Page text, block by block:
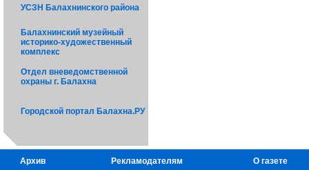
УСЗН Балахнинского района
Балахнинский музейный
историко-художественный
комплекс
Отдел вневедомственной
охраны г. Балахна
Городской портал Балахна.РУ
Архив Рекламодателям
О газете